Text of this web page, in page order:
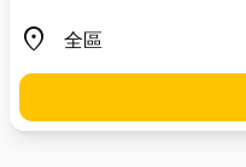
place
地區